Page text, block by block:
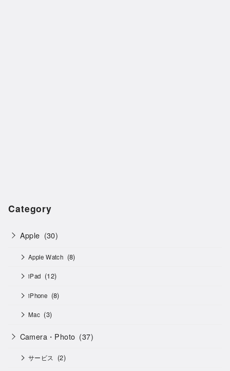
Category
Apple (30)
Apple Watch (8)
iPad (12)
iPhone (8)
Mac (3)
Camera・Photo (37)
サービス (2)